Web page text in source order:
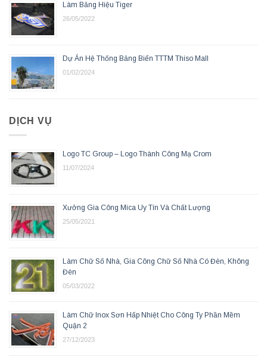
Làm Bảng Hiệu Tiger
26/05/2022
Dự Án Hệ Thống Bảng Biển TTTM Thiso Mall
01/02/2024
DỊCH VỤ
Logo TC Group – Logo Thành Công Mạ Crom
11/07/2024
Xưởng Gia Công Mica Uy Tín Và Chất Lượng
25/05/2021
Làm Chữ Số Nhà, Gia Công Chữ Số Nhà Có Đèn, Không
Đèn
05/03/2022
Làm Chữ Inox Sơn Hấp Nhiệt Cho Công Ty Phần Mềm
Quận 2
27/12/2023